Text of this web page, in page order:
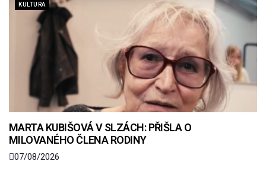
KULTURA
MARTA KUBIŠOVÁ V SLZÁCH: PŘIŠLA O
MILOVANÉHO ČLENA RODINY
07/08/2026